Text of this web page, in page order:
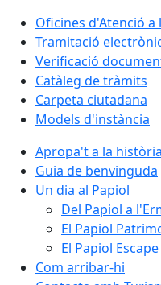
Oficines d'Atenció a
Tramitació
Verificació
Catàleg de tràmits
Carpeta ciutadana
Models d'instància
Apropa't a la
Guia de benvinguda
Un dia al Papiol
Del Papiol a
El Papiol
El Papiol Escape
Com arribar-hi